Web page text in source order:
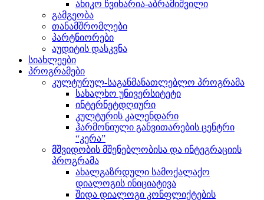
ანიკო წვინარია-აბრამიშვილი
გამგეობა
თანამშრომლები
პარტნიორები
აუდიტის დასკვნა
სიახლეები
პროგრამები
კულტურულ-საგანმანათლებლო პროგრამა
სახალხო უნივერსიტეტი
ინტერნეტდღიური
კულტურის კალენდარი
ჰარმონიული განვითარების ცენტრი
“კერა”
მშვიდობის მშენებლობისა და ინტეგრაციის
პროგრამა
ახალგაზრდული სამოქალაქო
დიალოგის ინიციატივა
შიდა დიალოგი კონფლიქტების